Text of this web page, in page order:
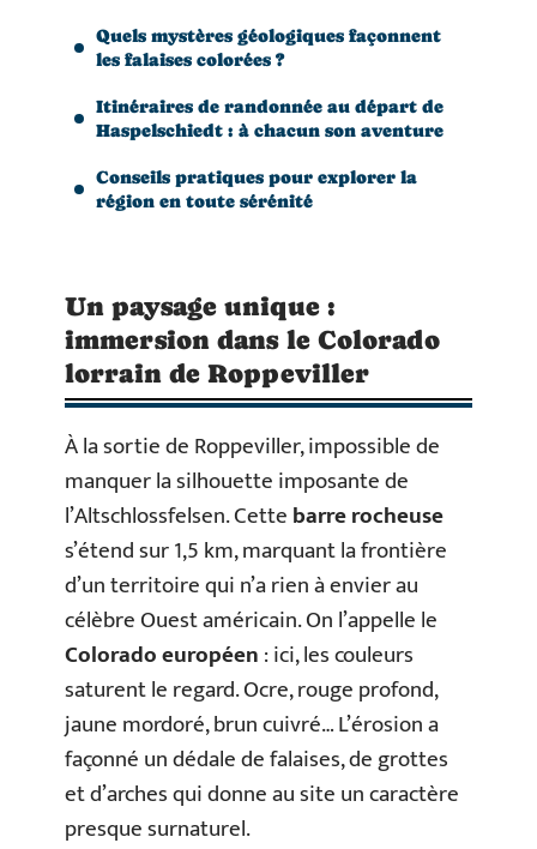
Quels mystères géologiques façonnent
les falaises colorées ?
Itinéraires de randonnée au départ de
Haspelschiedt : à chacun son aventure
Conseils pratiques pour explorer la
région en toute sérénité
Un paysage unique :
immersion dans le Colorado
lorrain de Roppeviller
À la sortie de Roppeviller, impossible de
manquer la silhouette imposante de
l’Altschlossfelsen. Cettebarre rocheuse
s’étend sur 1,5 km, marquant la frontière
d’un territoire qui n’a rien à envier au
célèbre Ouest américain. On l’appelle le
Colorado européen: ici, les couleurs
saturent le regard. Ocre, rouge profond,
jaune mordoré, brun cuivré… L’érosion a
façonné un dédale de falaises, de grottes
et d’arches qui donne au site un caractère
presque surnaturel.